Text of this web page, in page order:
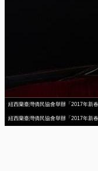
紐西蘭臺灣僑民協會舉辦「2017年新
紐西蘭臺灣僑民協會舉辦「2017年新